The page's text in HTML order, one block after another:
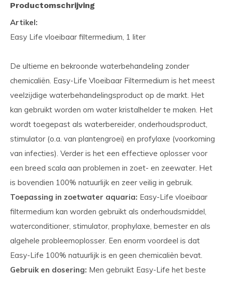
Productomschrijving
Artikel:
Easy Life vloeibaar filtermedium, 1 liter
De ultieme en bekroonde waterbehandeling zonder
chemicaliën. Easy-Life Vloeibaar Filtermedium is het meest
veelzijdige waterbehandelingsproduct op de markt. Het
kan gebruikt worden om water kristalhelder te maken. Het
wordt toegepast als waterbereider, onderhouds­product,
stimulator (o.a. van plantengroei) en profylaxe (voorkoming
van infecties). Verder is het een effectieve oplosser voor
een breed scala aan problemen in zoet- en zeewater. Het
is bovendien 100% natuurlijk en zeer veilig in gebruik.
Toepassing in zoetwater aquaria: Easy-Life vloeibaar
filtermedium kan worden gebruikt als onderhoudsmiddel,
waterconditioner, stimulator, prophylaxe, bemester en als
algehele probleemoplosser. Een enorm voordeel is dat
Easy-Life 100% natuurlijk is en geen chemicaliën bevat.
Gebruik en dosering: Men gebruikt Easy-Life het beste